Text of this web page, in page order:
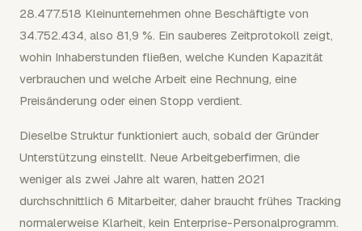
28.477.518 Kleinunternehmen ohne Beschäftigte von
34.752.434, also 81,9 %. Ein sauberes Zeitprotokoll zeigt,
wohin Inhaberstunden fließen, welche Kunden Kapazität
verbrauchen und welche Arbeit eine Rechnung, eine
Preisänderung oder einen Stopp verdient.
Dieselbe Struktur funktioniert auch, sobald der Gründer
Unterstützung einstellt. Neue Arbeitgeberfirmen, die
weniger als zwei Jahre alt waren, hatten 2021
durchschnittlich 6 Mitarbeiter, daher braucht frühes Tracking
normalerweise Klarheit, kein Enterprise-Personalprogramm.